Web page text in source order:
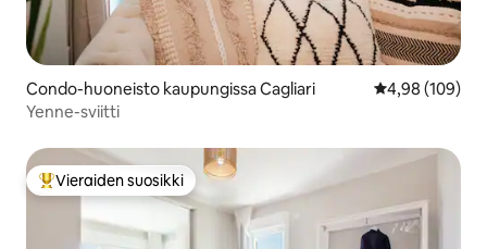
Condo-huoneisto kaupungissa Cagliari
4,98 (109)
Yenne-sviitti
Vieraiden suosikkien parhaimmistoa
Vieraiden suosikki